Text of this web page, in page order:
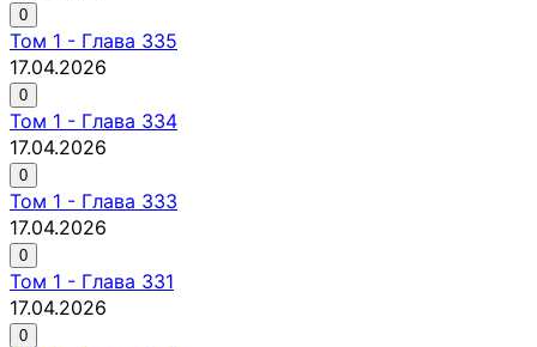
0
Том 1 - Глава 335
17.04.2026
0
Том 1 - Глава 334
17.04.2026
0
Том 1 - Глава 333
17.04.2026
0
Том 1 - Глава 331
17.04.2026
0